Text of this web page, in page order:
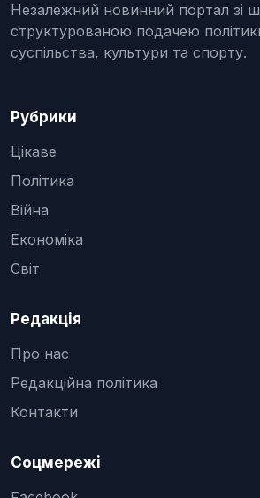
Незалежний новинний портал зі
структурованою подачею
суспільства, культури та спорту.
Рубрики
Цікаве
Політика
Війна
Економіка
Світ
Редакція
Про нас
Редакційна політика
Контакти
Соцмережі